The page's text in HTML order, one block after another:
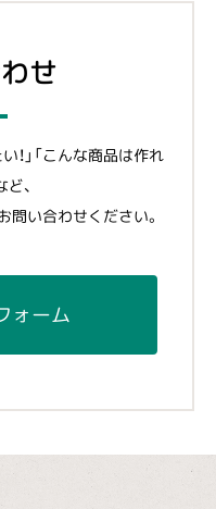
せ
！」「こんな商品は作れ
、
い合わせください。
ォーム